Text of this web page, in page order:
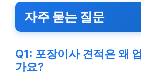
자주 묻는 질문
Q1: 포장이사 견적은 왜
가요?